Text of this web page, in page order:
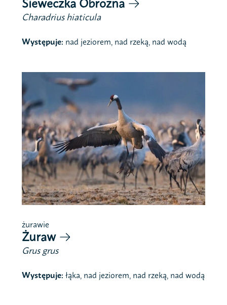
Sieweczka Obrożna
Charadrius hiaticula
Występuje: nad jeziorem, nad rzeką, nad wodą
żurawie
Żuraw
Grus grus
Występuje: łąka, nad jeziorem, nad rzeką, nad wodą